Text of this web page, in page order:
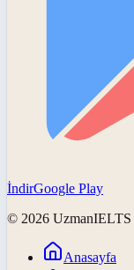
İndirGoogle Play
© 2026 UzmanIELTS
Anasayfa